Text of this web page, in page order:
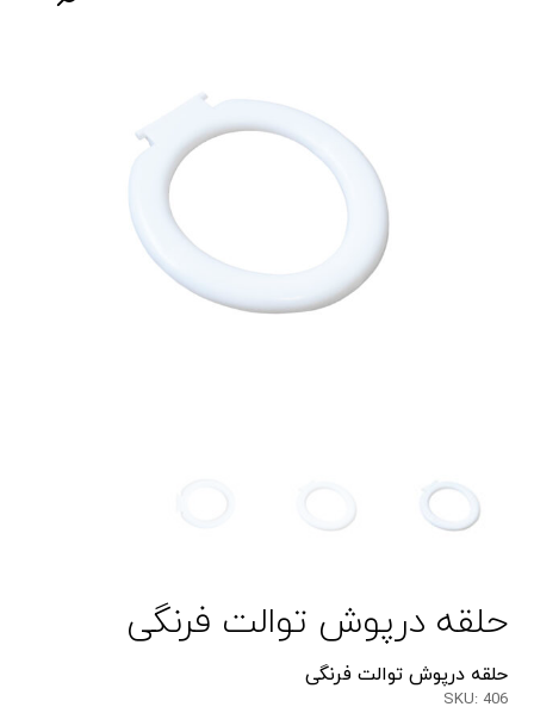
حلقه درپوش توالت فرنگی
حلقه درپوش توالت فرنگی
SKU: 406